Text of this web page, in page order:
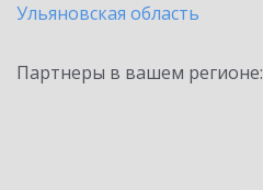
Ульяновская область
Партнеры в вашем регионе: